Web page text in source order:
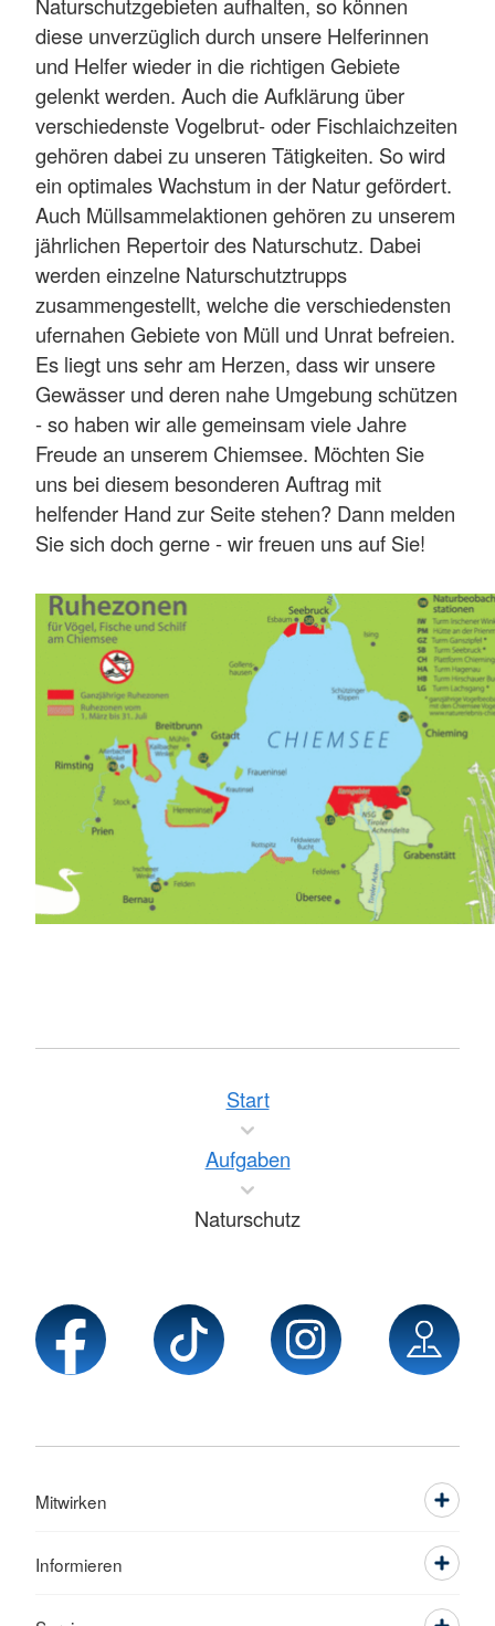
diese unverzüglich durch unsere Helferinnen
und Helfer wieder in die richtigen Gebiete
gelenkt werden. Auch die Aufklärung über
verschiedenste Vogelbrut- oder Fischlaichzeiten
gehören dabei zu unseren Tätigkeiten. So wird
ein optimales Wachstum in der Natur gefördert.
Auch Müllsammelaktionen gehören zu unserem
jährlichen Repertoir des Naturschutz. Dabei
werden einzelne Naturschutztrupps
zusammengestellt, welche die verschiedensten
ufernahen Gebiete von Müll und Unrat befreien.
Es liegt uns sehr am Herzen, dass wir unsere
Gewässer und deren nahe Umgebung schützen
- so haben wir alle gemeinsam viele Jahre
Freude an unserem Chiemsee. Möchten Sie
uns bei diesem besonderen Auftrag mit
helfender Hand zur Seite stehen? Dann melden
Sie sich doch gerne - wir freuen uns auf Sie!
Start
Aufgaben
Naturschutz
Mitwirken
Informieren